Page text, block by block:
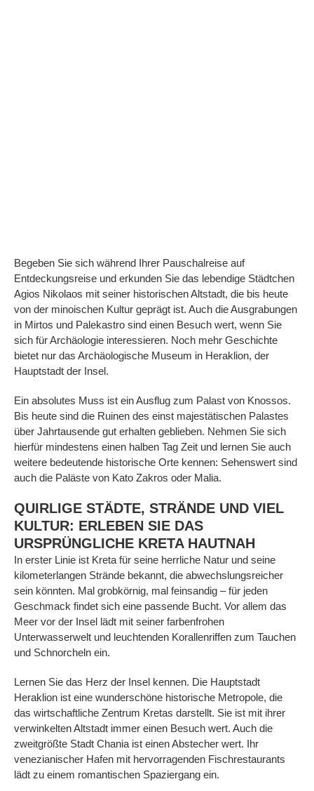
Begeben Sie sich während Ihrer Pauschalreise auf
Entdeckungsreise und erkunden Sie das lebendige Städtchen
Agios Nikolaos mit seiner historischen Altstadt, die bis heute
von der minoischen Kultur geprägt ist. Auch die Ausgrabungen
in Mirtos und Palekastro sind einen Besuch wert, wenn Sie
sich für Archäologie interessieren. Noch mehr Geschichte
bietet nur das Archäologische Museum in Heraklion, der
Hauptstadt der Insel.
Ein absolutes Muss ist ein Ausflug zum Palast von Knossos.
Bis heute sind die Ruinen des einst majestätischen Palastes
über Jahrtausende gut erhalten geblieben. Nehmen Sie sich
hierfür mindestens einen halben Tag Zeit und lernen Sie auch
weitere bedeutende historische Orte kennen: Sehenswert sind
auch die Paläste von Kato Zakros oder Malia.
QUIRLIGE STÄDTE, STRÄNDE UND VIEL
KULTUR: ERLEBEN SIE DAS
URSPRÜNGLICHE KRETA HAUTNAH
In erster Linie ist Kreta für seine herrliche Natur und seine
kilometerlangen Strände bekannt, die abwechslungsreicher
sein könnten. Mal grobkörnig, mal feinsandig – für jeden
Geschmack findet sich eine passende Bucht. Vor allem das
Meer vor der Insel lädt mit seiner farbenfrohen
Unterwasserwelt und leuchtenden Korallenriffen zum Tauchen
und Schnorcheln ein.
Lernen Sie das Herz der Insel kennen. Die Hauptstadt
Heraklion ist eine wunderschöne historische Metropole, die
das wirtschaftliche Zentrum Kretas darstellt. Sie ist mit ihrer
verwinkelten Altstadt immer einen Besuch wert. Auch die
zweitgrößte Stadt Chania ist einen Abstecher wert. Ihr
venezianischer Hafen mit hervorragenden Fischrestaurants
lädt zu einem romantischen Spaziergang ein.